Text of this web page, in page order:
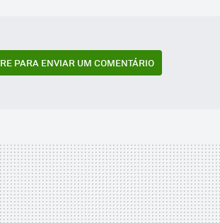
PARA ENVIAR UM COMENTÁRIO